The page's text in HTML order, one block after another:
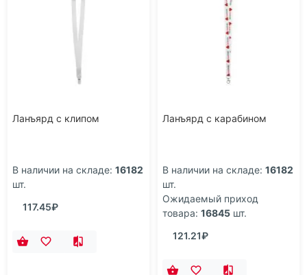
Ланъярд с клипом
В наличии на складе: 16182
шт.
117.45₽
Ланъярд с карабином
В наличии на складе: 16182
шт.
Ожидаемый приход
товара: 16845 шт.
121.21₽